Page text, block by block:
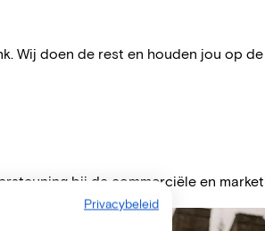
Wij doen de rest en houden jou op
bij de commerciële en
Privacybeleid